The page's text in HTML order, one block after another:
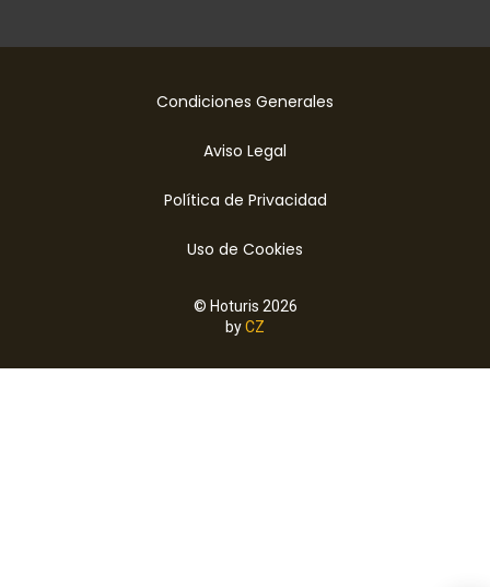
Condiciones Generales
Aviso Legal
Política de Privacidad
Uso de Cookies
© Hoturis 2026
byCZ